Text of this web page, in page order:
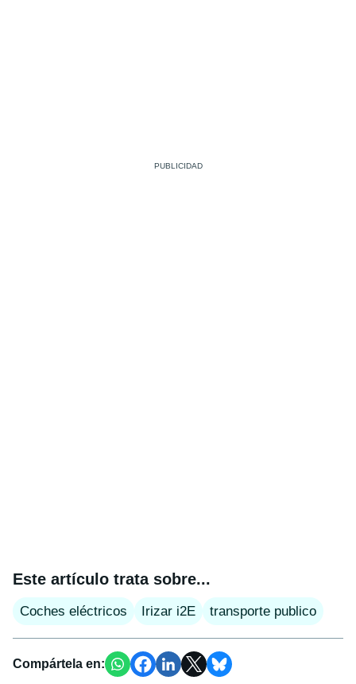
Este artículo trata sobre...
Coches eléctricos Irizar i2E transporte publico
Compártela en: